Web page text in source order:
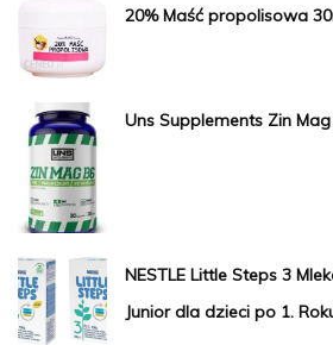
20% Maść propolisowa
Uns Supplements Zin
NESTLE Little Steps 3
Junior dla dzieci po 1.